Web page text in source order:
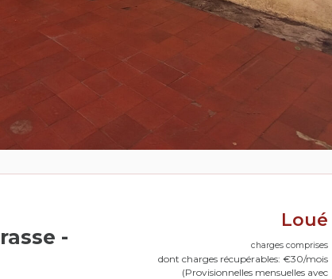
-
Loué
charges comprises
dont charges récupérables: €30/mois
(Provisionnelles mensuelles avec